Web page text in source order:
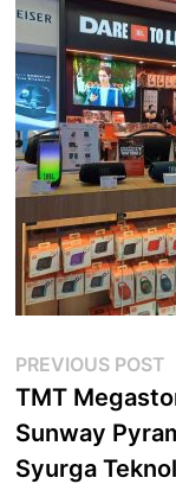
Post
navigation
PREVIOUS POST
TMT
Sunway
Syurga